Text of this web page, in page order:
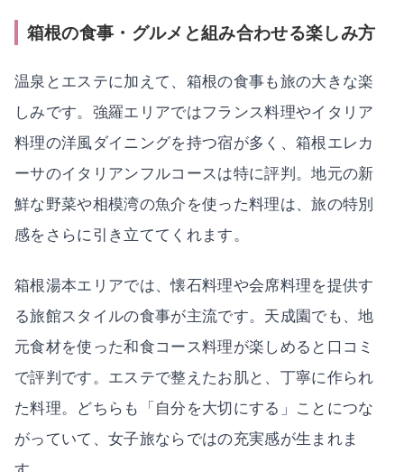
箱根の食事・グルメと組み合わせる楽しみ方
温泉とエステに加えて、箱根の食事も旅の大きな楽
しみです。強羅エリアではフランス料理やイタリア
料理の洋風ダイニングを持つ宿が多く、箱根エレカ
ーサのイタリアンフルコースは特に評判。地元の新
鮮な野菜や相模湾の魚介を使った料理は、旅の特別
感をさらに引き立ててくれます。
箱根湯本エリアでは、懐石料理や会席料理を提供す
る旅館スタイルの食事が主流です。天成園でも、地
元食材を使った和食コース料理が楽しめると口コミ
で評判です。エステで整えたお肌と、丁寧に作られ
た料理。どちらも「自分を大切にする」ことにつな
がっていて、女子旅ならではの充実感が生まれま